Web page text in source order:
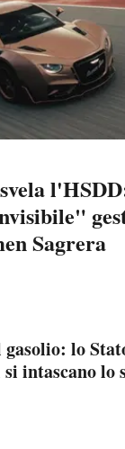
Sagrera
lo
intascano lo